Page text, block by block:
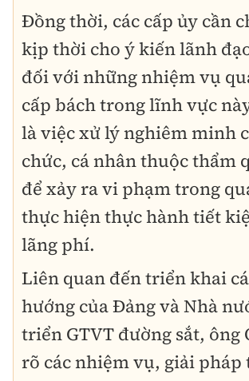
Đồng thời, các cấp ủy cần
kịp thời cho ý kiến lãnh
đối với những nhiệm vụ
cấp bách trong lĩnh vực
là việcxử lý nghiêm minh
chức, cá nhânthuộc thẩm
để xảy ra vi phạm trong
thực hiện thực hành tiết
lãng phí.
Liên quan đếntriển khai
hướng của Đảng và Nhà
triển GTVT đường sắt, ông
rõ cácnhiệm vụ, giải pháp